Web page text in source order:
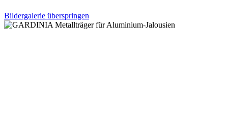
Bildergalerie überspringen